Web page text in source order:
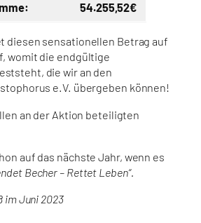
54.255,52€
diesen sensationellen Betrag auf
womit die endgültige
die wir an den
e.V. übergeben können!
an der Aktion beteiligten
auf das nächste Jahr, wenn es
Becher – Rettet Leben“.
im Juni 2023